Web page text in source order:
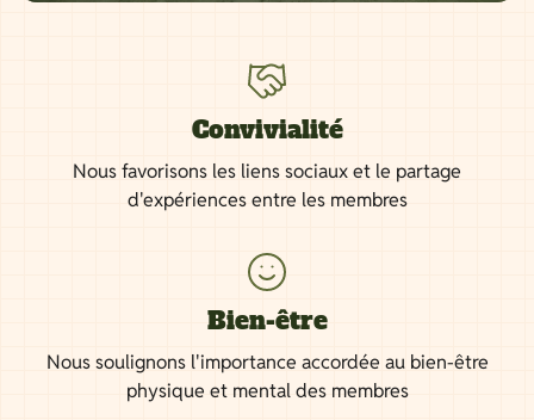
Convivialité
Nous favorisons les liens sociaux et le partage
d'expériences entre les membres
Bien-être
Nous soulignons l'importance accordée au bien-être
physique et mental des membres